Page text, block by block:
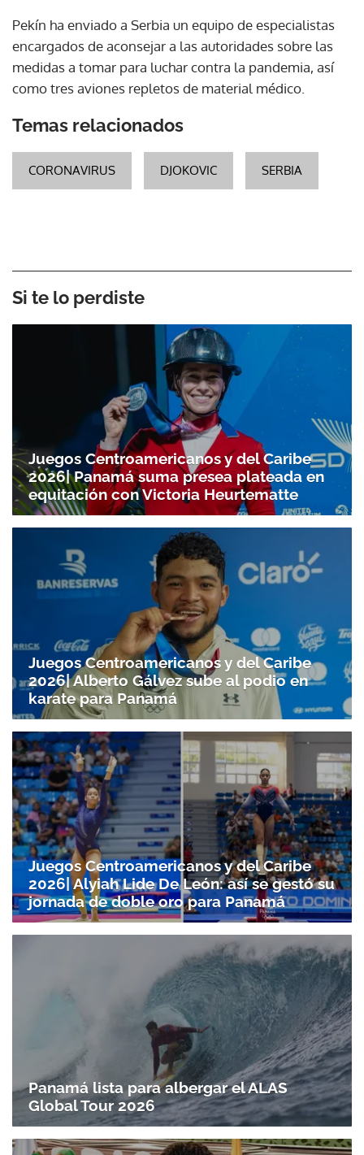
Pekín ha enviado a Serbia un equipo de especialistas
encargados de aconsejar a las autoridades sobre las
medidas a tomar para luchar contra la pandemia, así
como tres aviones repletos de material médico.
Temas relacionados
CORONAVIRUS DJOKOVIC SERBIA
Si te lo perdiste
Juegos Centroamericanos y del Caribe
2026| Panamá suma presea plateada en
equitación con Victoria Heurtematte
Juegos Centroamericanos y del Caribe
2026| Alberto Gálvez sube al podio en
karate para Panamá
Juegos Centroamericanos y del Caribe
2026| Alyiah Lide De León: así se gestó su
jornada de doble oro para Panamá
Panamá lista para albergar el ALAS
Global Tour 2026